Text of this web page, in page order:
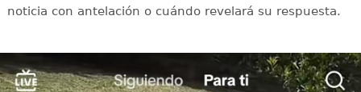
noticia con antelación o cuándo revelará su respuesta.